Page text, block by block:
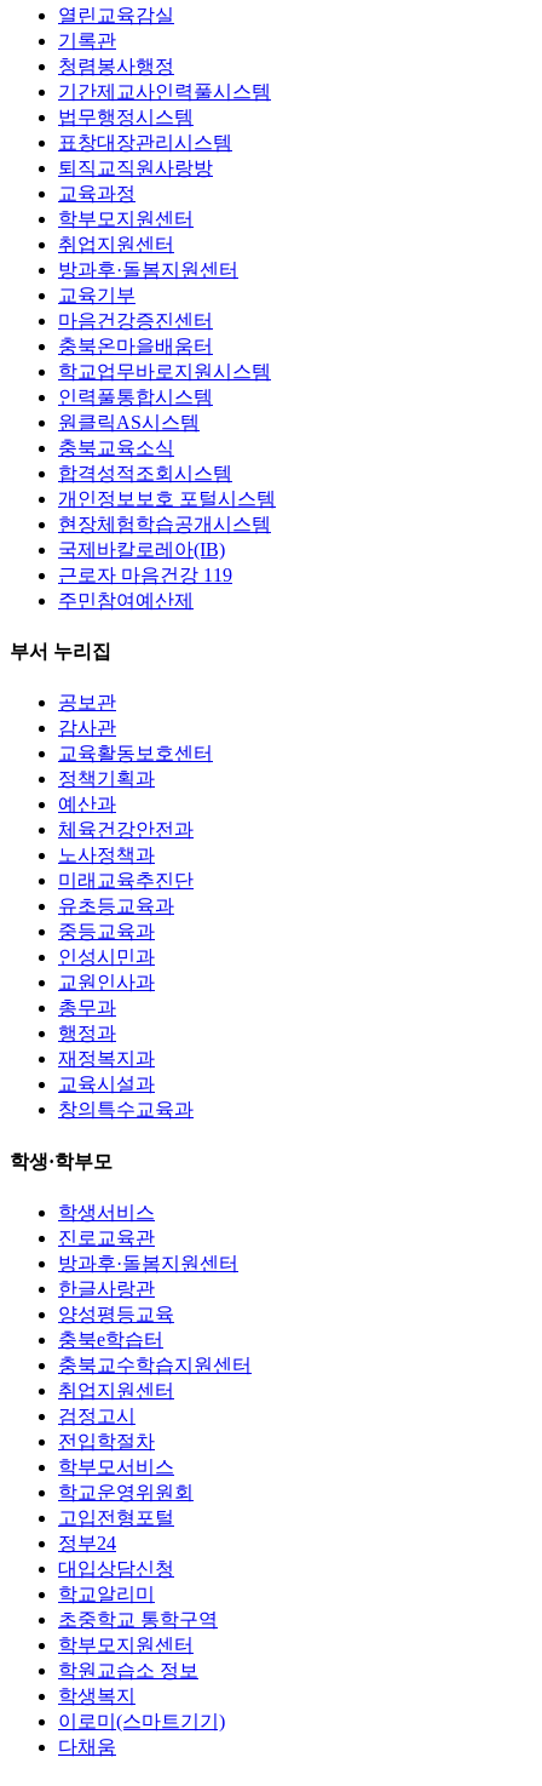
열린교육감실
기록관
청렴봉사행정
기간제교사인력풀시스템
법무행정시스템
표창대장관리시스템
퇴직교직원사랑방
교육과정
학부모지원센터
취업지원센터
방과후·돌봄지원센터
교육기부
마음건강증진센터
충북온마을배움터
학교업무바로지원시스템
인력풀통합시스템
원클릭AS시스템
충북교육소식
합격성적조회시스템
개인정보보호 포털시스템
현장체험학습공개시스템
국제바칼로레아(IB)
근로자 마음건강 119
주민참여예산제
부서 누리집
공보관
감사관
교육활동보호센터
정책기획과
예산과
체육건강안전과
노사정책과
미래교육추진단
유초등교육과
중등교육과
인성시민과
교원인사과
총무과
행정과
재정복지과
교육시설과
창의특수교육과
학생·학부모
학생서비스
진로교육관
방과후·돌봄지원센터
한글사랑관
양성평등교육
충북e학습터
충북교수학습지원센터
취업지원센터
검정고시
전입학절차
학부모서비스
학교운영위원회
고입전형포털
정부24
대입상담신청
학교알리미
초중학교 통학구역
학부모지원센터
학원교습소 정보
학생복지
이로미(스마트기기)
다채움